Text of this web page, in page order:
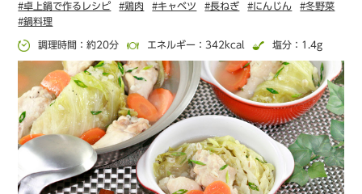
#卓上鍋で作るレシピ #鶏肉 #キャベツ #長ねぎ #にんじん
#冬野菜
#鍋料理
調理時間：約20分 エネルギー：342kcal 塩分：1.4g